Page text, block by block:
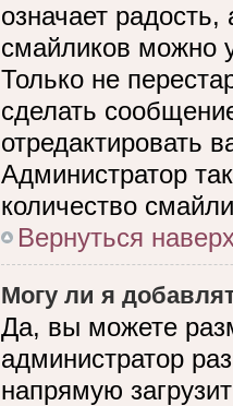
означает
смайликов можно
Только не
сделать
отредактировать
Администратор
количество
Вернуться
Могу ли я
Да, вы можете
администратор
напрямую